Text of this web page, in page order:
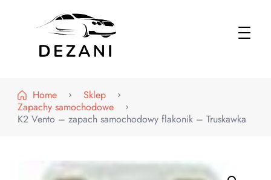
Home
Sklep
Zapachy samochodowe
K2 Vento – zapach samochodowy flakonik – Truskawka